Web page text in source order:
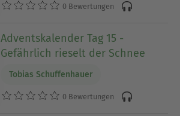
0 Bewertungen
Adventskalender Tag 15 -
Gefährlich rieselt der Schnee
Tobias Schuffenhauer
0 Bewertungen